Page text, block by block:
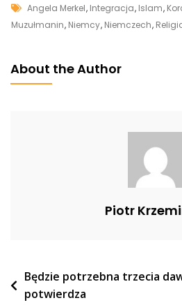
Tags
Angela Merkel, Integracja, Islam,
Muzułmanin, Niemcy, Niemczech,
About the Author
Piotr
Nawigacja
wpisu
Będzie potrzebna trzecia
potwierdza